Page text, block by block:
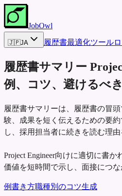
JobOwl
🇯🇵JA 履歴書最適化ツール
履歴書サマリー
例、コツ、避けるべ
履歴書サマリーは、履歴書の冒
験、成果を短く伝えるための要
し、採用担当者に続きを読む理由
Project Engineer向けに適切に書
価値を短時間で示し、面接につな
例書き方職種別のコツ生成